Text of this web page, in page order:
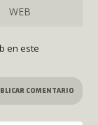
en este